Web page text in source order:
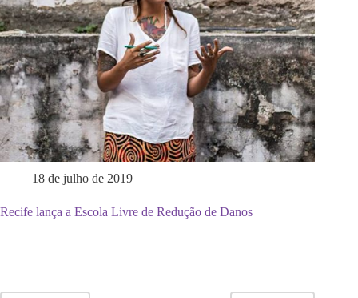
18 de julho de 2019
Recife lança a Escola Livre de Redução de Danos